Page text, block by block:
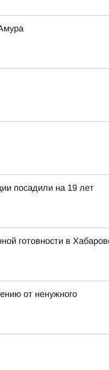
посадили на 19 лет
в
от ненужного